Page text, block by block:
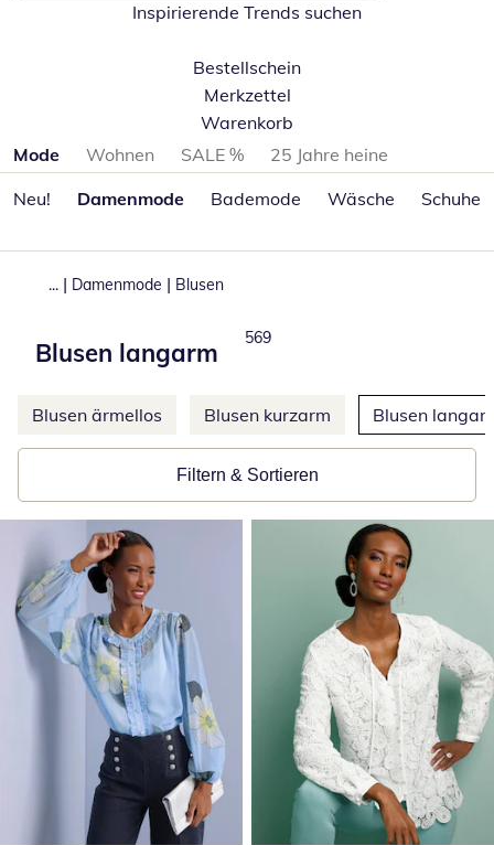
Inspirierende Trends suchen
Bestellschein
Merkzettel
Warenkorb
Produktkategorien überspringen
Mode Wohnen SALE %
25 Jahre heine
Neu!
Damenmode Bademode Wäsche Schuhe
... | Damenmode | Blusen
Blusen langarm
Total number of products:
569
Weitere Kategorien überspringen
Blusen ärmellos Blusen kurzarm Blusen
Filtern & Sortieren